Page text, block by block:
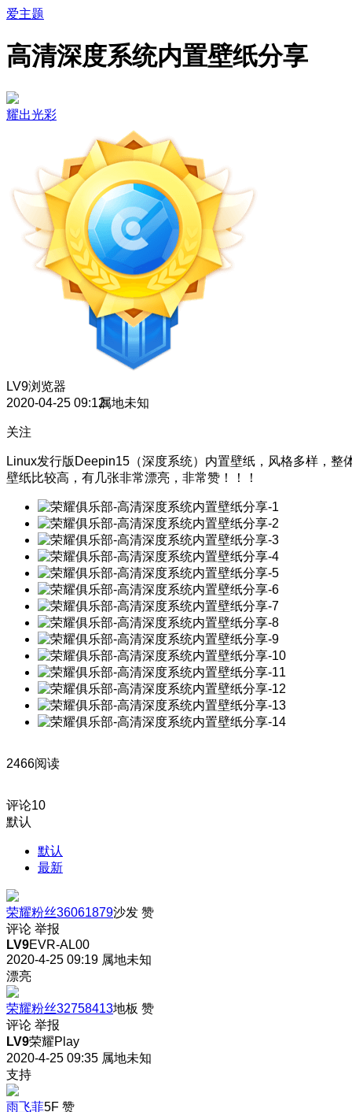
爱主题
高清深度系统内置壁纸分享
耀出光彩
LV9浏览器
2020-04-25 09:12属地未知
关注
Linux发行版Deepin15（深度系统）内置壁纸，风格多样，整
壁纸比较高，有几张非常漂亮，非常赞！！！
2466阅读
评论10
默认
默认
最新
荣耀粉丝36061879沙发 赞
评论 举报
LV9EVR-AL00
2020-4-25 09:19 属地未知
漂亮
荣耀粉丝32758413地板 赞
评论 举报
LV9荣耀Play
2020-4-25 09:35 属地未知
支持
雨飞菲5F 赞